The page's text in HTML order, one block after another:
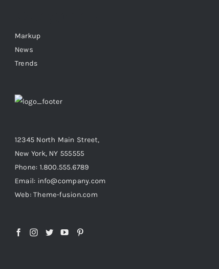
Markup
News
Trends
12345 North Main Street,
New York, NY 555555
Phone: 1.800.555.6789
Email: info@company.com
Web: Theme-fusion.com